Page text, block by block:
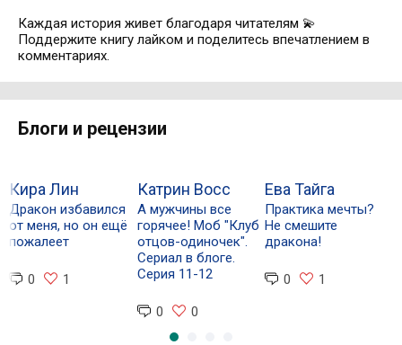
Каждая история живет благодаря читателям 💫
Поддержите книгу лайком и поделитесь впечатлением в
комментариях.
Блоги и рецензии
Кира Лин
Дракон избавился
от меня, но он ещё
пожалеет
0 1
Катрин Восс
А мужчины все
горячее! Моб "Клуб
отцов-одиночек".
Сериал в блоге.
Серия 11-12
0 0
Ева Тайга
Практика мечты?
Не смешите
дракона!
0 1